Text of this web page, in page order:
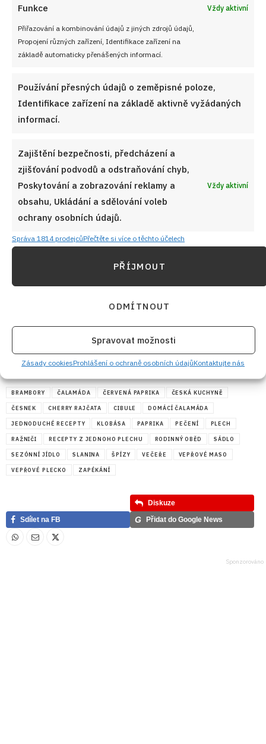
Funkce Vždy aktivní
Přiřazování a kombinování údajů z jiných zdrojů údajů,
Propojení různých zařízení, Identifikace zařízení na
základě automaticky přenášených informací.
Používání přesných údajů o zeměpisné poloze,
Identifikace zařízení na základě aktivně vyžádaných
informací.
Zajištění bezpečnosti, předcházení a
zjišťování podvodů a odstraňování chyb,
Poskytování a zobrazování reklamy a
obsahu, Ukládání a sdělování voleb
ochrany osobních údajů.
Vždy aktivní
Správa 1814 prodejcůPřečtěte si více o těchto účelech
PŘÍJMOUT
ODMÍTNOUT
Spravovat možnosti
Zásady cookiesProhlášení o ochraně osobních údajůKontaktujte nás
BRAMBORY ČALAMÁDA ČERVENÁ PAPRIKA ČESKÁ KUCHYNĚ
ČESNEK CHERRY RAJČATA CIBULE DOMÁCÍ ČALAMÁDA
JEDNODUCHÉ RECEPTY KLOBÁSA PAPRIKA PEČENÍ PLECH
RAŽNIČI RECEPTY Z JEDNOHO PLECHU RODINNÝ OBĚD SÁDLO
SEZÓNNÍ JÍDLO SLANINA ŠPÍZY VEČEŘE VEPŘOVÉ MASO
VEPŘOVÉ PLECKO ZAPÉKÁNÍ
Diskuze
Sdílet na FB
G Přidat do Google News